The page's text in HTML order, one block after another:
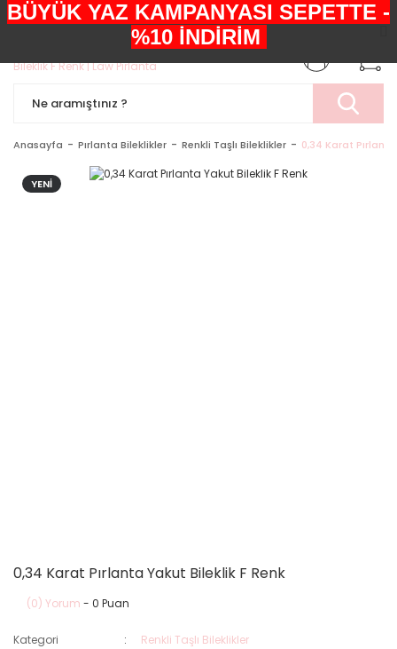
+90552 303 05 29
Anasayfa Pırlanta Bileklikler Renkli Taşlı Bileklikler 0,34 Karat
YENİ
0,34 Karat Pırlanta Yakut Bileklik F Renk
(0) Yorum - 0 Puan
Kategori
Renkli Taşlı Bileklikler
BÜYÜK YAZ KAMPANYASI SEPETTE -
%10 İNDİRİM